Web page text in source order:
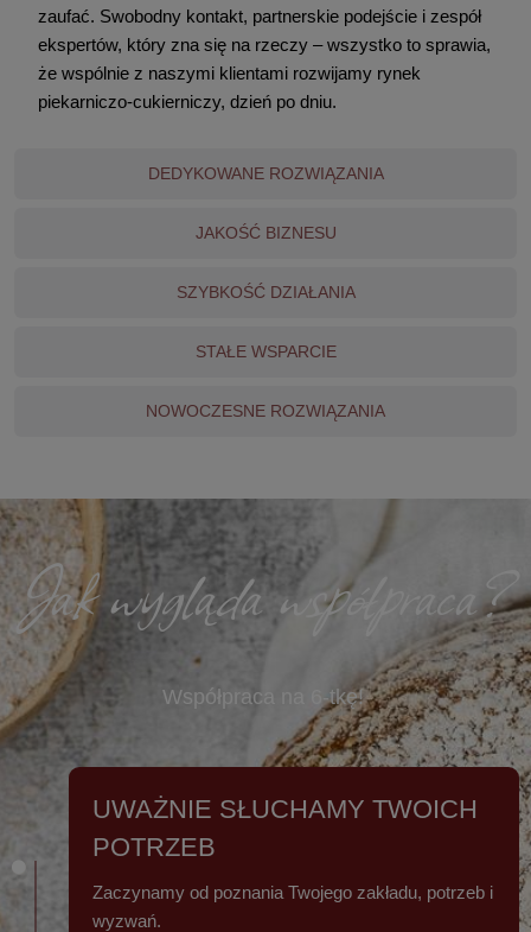
DEDYKOWANE ROZWIĄZANIA
JAKOŚĆ BIZNESU
SZYBKOŚĆ DZIAŁANIA
STAŁE WSPARCIE
NOWOCZESNE ROZWIĄZANIA
zaufać. Swobodny kontakt, partnerskie podejście i zespół
ekspertów, który zna się na rzeczy – wszystko to sprawia,
że wspólnie z naszymi klientami rozwijamy rynek
piekarniczo-cukierniczy, dzień po dniu.
Jak wygląda współpraca?
Współpraca na 6-tkę!
UWAŻNIE SŁUCHAMY TWOICH
POTRZEB
Zaczynamy od poznania Twojego zakładu, potrzeb i
wyzwań.